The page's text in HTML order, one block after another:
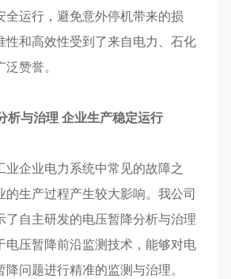
全运行，避免意外停机带来的损
性和高效性受到了来自电力、石化
赞誉。
析与治理 企业生产稳定运行
业企业电力系统中常见的故障之
的生产过程产生较大影响。我公司
了自主研发的电压暂降分析与治理
电压暂降前沿监测技术，能够对电
问题进行精准的监测与治理。